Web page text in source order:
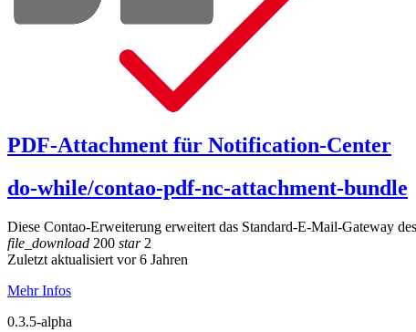
PDF-Attachment für Notification-Center
do-while/contao-pdf-nc-attachment-bundle
Diese Contao-Erweiterung erweitert das Standard-E-Mail-Gateway
file_download 200 star2
Zuletzt aktualisiert vor 6 Jahren
Mehr Infos
0.3.5-alpha